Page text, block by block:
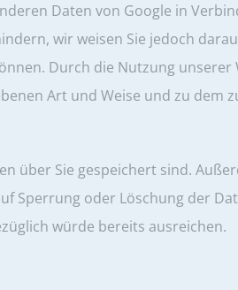
Daten von Google in
wir weisen Sie jedoch
Durch die Nutzung
Art und Weise und zu dem
über Sie gespeichert sind.
Sperrung oder Löschung der
würde bereits ausreichen.